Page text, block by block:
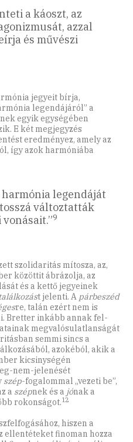
a káoszt, az
azzal
és művészi
jegyeit bírja,
legendájáról” a
egyik egységében
E két megjegyzés
eredményez, amely az
így azok harmóniába
harmónia legendáját
változtatták
9
szolidaritás mítosza, az,
közöttit ábrázolja, az
és a kettő jegyeinek
találkozást jelenti. A párbeszéd
re, talán ezért nem is
Bretter inkább annak fel-
megvalósulatlanságát
semmi sincs a
azokéból, akik a
kicsinységén
nem-jelenését
szép-fogalommal „vezeti be”,
a szépnek és a jónak a
rokonságot.12
hiszen a
ellentéteket finoman hozza